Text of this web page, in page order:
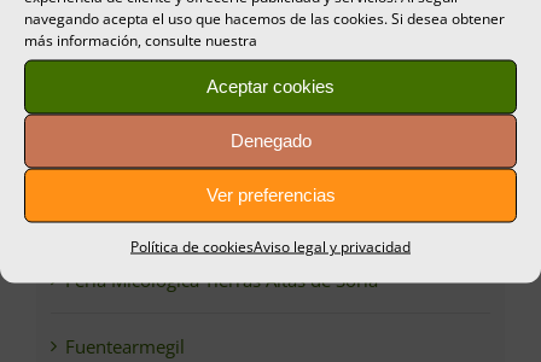
navegando acepta el uso que hacemos de las cookies. Si desea obtener
más información, consulte nuestra
Aceptar cookies
Denegado
Ver preferencias
Política de cookiesAviso legal y privacidad
El Burgo de Osma
Espeja de San Marcelino
Feria Micológica Tierras Altas de Soria
Fuentearmegil